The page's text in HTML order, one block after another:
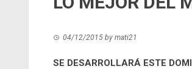
04/12/2015 by mati21
SE DESARROLLARÁ ESTE